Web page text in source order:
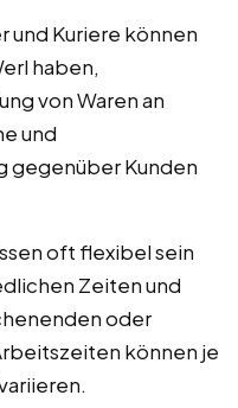
und Kuriere können
haben,
von Waren an
und
gegenüber Kunden
oft flexibel sein
Zeiten und
oder
können je